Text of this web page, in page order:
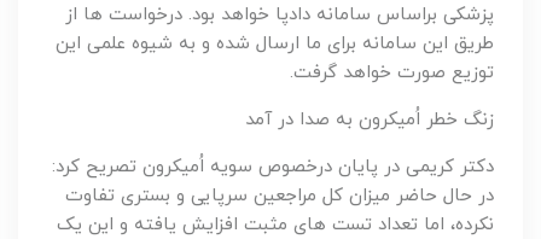
پزشکی براساس سامانه دادپا خواهد بود. درخواست ها از
طریق این سامانه برای ما ارسال شده و به شیوه علمی این
توزیع صورت خواهد گرفت.
زنگ خطر اُمیکرون به صدا در آمد
دکتر کریمی در پایان درخصوص سویه اُمیکرون تصریح کرد:
در حال حاضر میزان کل مراجعین سرپایی و بستری تفاوت
نکرده، اما تعداد تست های مثبت افزایش یافته و این یک